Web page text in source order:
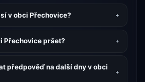
v obci Přechovice?
Přechovice pršet?
předpověď na další dny v obci